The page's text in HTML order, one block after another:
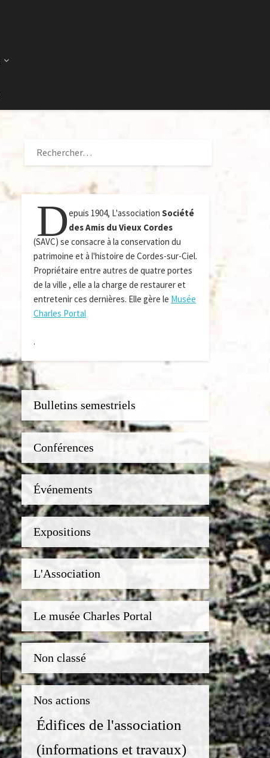
Depuis 1904, L'association Société
des Amis du Vieux Cordes
(SAVC) se consacre à la conservation du
patrimoine et à l'histoire de Cordes-sur-Ciel.
Propriétaire entre autres de quatre portes
de la ville , elle a la charge de restaurer et
entretenir ces dernières. Elle gère le Musée
Charles Portal
.
Bulletins semestriels
Conférences
Événements
Expositions
L'Association
Le musée Charles Portal
Non classé
Nos actions
Édifices de l'association
(informations et travaux)